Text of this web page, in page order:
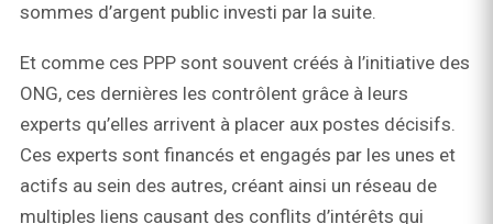
sommes d’argent public investi par la suite.
Et comme ces PPP sont souvent créés à l’initiative des
ONG, ces dernières les contrôlent grâce à leurs
experts qu’elles arrivent à placer aux postes décisifs.
Ces experts sont financés et engagés par les unes et
actifs au sein des autres, créant ainsi un réseau de
multiples liens causant des conflits d’intérêts qui